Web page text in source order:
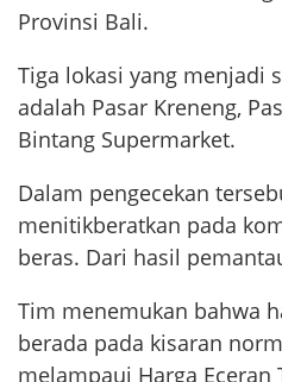
Provinsi Bali.
Tiga lokasi yang menjadi
adalah Pasar Kreneng,
Bintang Supermarket.
Dalam pengecekan
menitikberatkan pada
beras. Dari hasil
Tim menemukan bahwa
berada pada kisaran
melampaui Harga Eceran